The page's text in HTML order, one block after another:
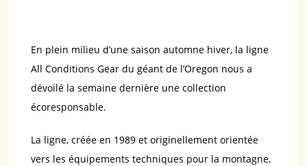
En plein milieu d’une saison automne hiver, la ligne
All Conditions Gear du géant de l’Oregon nous a
dévoilé la semaine dernière une collection
écoresponsable.
La ligne, créée en 1989 et originellement orientée
vers les équipements techniques pour la montagne,